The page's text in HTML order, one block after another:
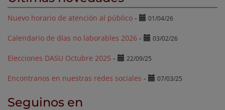
Nuevo horario de atención al público - 01/04/26
Calendario de días no laborables 2026 - 03/02/26
Elecciones DASU Octubre 2025 - 22/09/25
Encontranos en nuestras redes sociales - 07/03/25
Seguinos en